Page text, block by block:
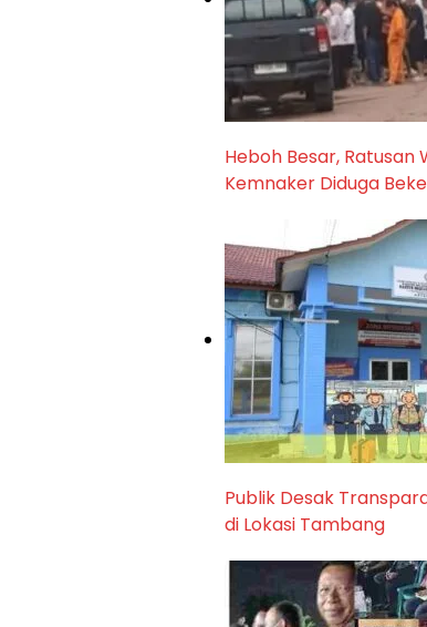
Heboh Besar, Ratusan
Kemnaker Diduga
Publik Desak
di Lokasi Tambang